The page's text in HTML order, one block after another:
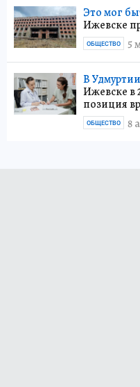
Это мог
Ижевске
5
ОБЩЕСТВО
В
Ижевске в
позиция
8
ОБЩЕСТВО